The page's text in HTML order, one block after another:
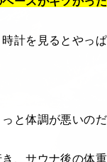
計を見るとやっ
と体調が悪いの
、サウナ後の体